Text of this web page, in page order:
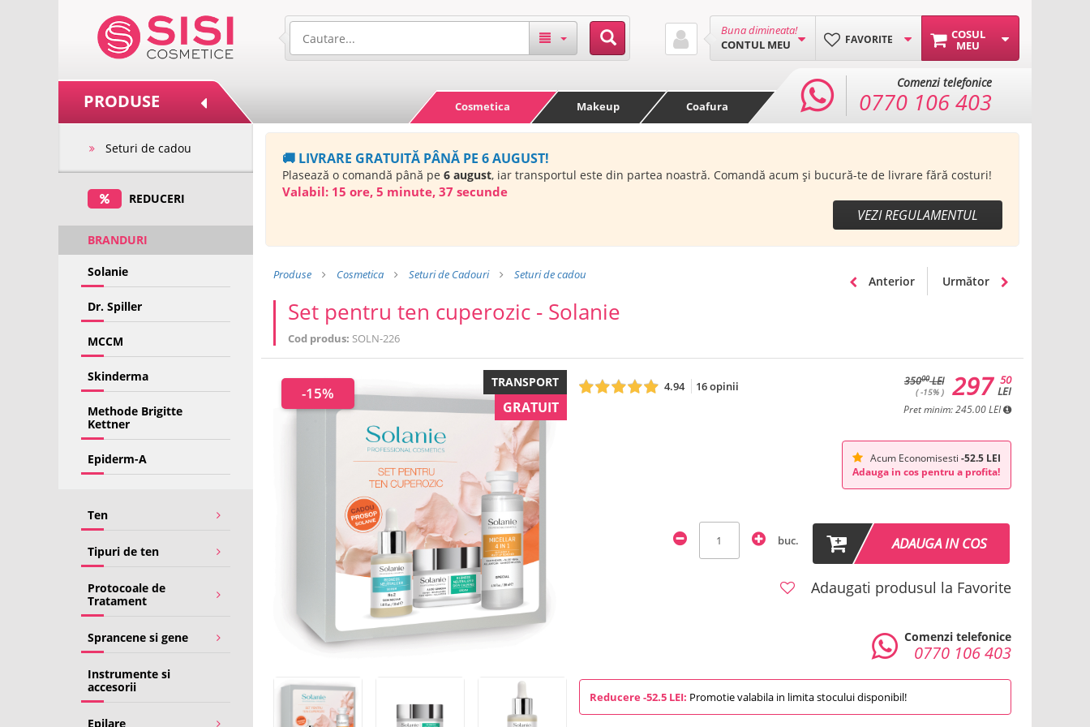
COSUL
MEU
FAVORITE
Buna dimineata!
CONTUL MEU
PRODUSE Cosmetica Makeup Coafura
Comenzi telefonice
0770 106 403
Seturi de cadou
REDUCERI
BRANDURI
Solanie
Dr. Spiller
MCCM
Skinderma
Methode Brigitte
Kettner
Epiderm-A
Ten
Tipuri de ten
Protocoale de
Tratament
Sprancene si gene
Instrumente si
accesorii
Epilare
🚚 LIVRARE GRATUITĂ PÂNĂ PE 6 AUGUST!
Plasează o comandă până pe 6 august, iar transportul este din partea noastră. Comandă acum și bucură-te de livrare fără costuri!
Valabil: 15 ore, 5 minute, 36 secunde
VEZI REGULAMENTUL
Produse Cosmetica Seturi de Cadouri Seturi de cadou
Set pentru ten cuperozic - Solanie
Cod produs: SOLN-226
Anterior Următor
TRANSPORT
GRATUIT
-15% 4.94 16 opinii 35000LEI
( -15% )
50
LEI
297
Pret minim: 245.00 LEI
Acum Economisesti -52.5 LEI
Adauga in cos pentru a profita!
buc. ADAUGA IN COS
Adaugati produsul la Favorite
Comenzi telefonice
0770 106 403
Reducere -52.5 LEI: Promotie valabila in limita stocului disponibil!